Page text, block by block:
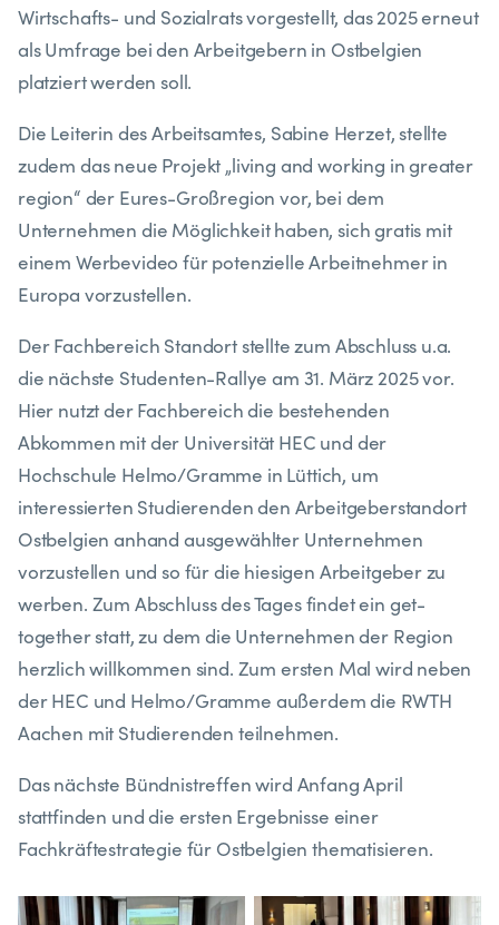
Wirtschafts- und Sozialrats vorgestellt, das 2025 erneut
als Umfrage bei den Arbeitgebern in Ostbelgien
platziert werden soll.
Die Leiterin des Arbeitsamtes, Sabine Herzet, stellte
zudem das neue Projekt „living and working in greater
region“ der Eures-Großregion vor, bei dem
Unternehmen die Möglichkeit haben, sich gratis mit
einem Werbevideo für potenzielle Arbeitnehmer in
Europa vorzustellen.
Der Fachbereich Standort stellte zum Abschluss u.a.
die nächste Studenten-Rallye am 31. März 2025 vor.
Hier nutzt der Fachbereich die bestehenden
Abkommen mit der Universität HEC und der
Hochschule Helmo/Gramme in Lüttich, um
interessierten Studierenden den Arbeitgeberstandort
Ostbelgien anhand ausgewählter Unternehmen
vorzustellen und so für die hiesigen Arbeitgeber zu
werben. Zum Abschluss des Tages findet ein get-
together statt, zu dem die Unternehmen der Region
herzlich willkommen sind. Zum ersten Mal wird neben
der HEC und Helmo/Gramme außerdem die RWTH
Aachen mit Studierenden teilnehmen.
Das nächste Bündnistreffen wird Anfang April
stattfinden und die ersten Ergebnisse einer
Fachkräftestrategie für Ostbelgien thematisieren.